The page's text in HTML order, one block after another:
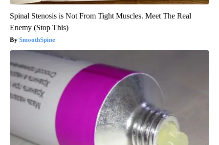
Spinal Stenosis is Not From Tight Muscles. Meet The Real
Enemy (Stop This)
SmoothSpine